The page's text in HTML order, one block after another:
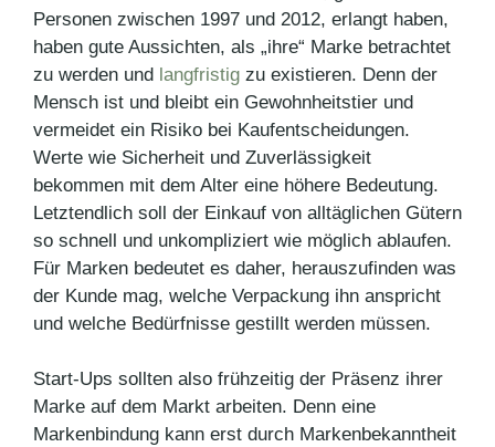
Personen zwischen 1997 und 2012, erlangt haben,
haben gute Aussichten, als „ihre“ Marke betrachtet
zu werden und langfristig zu existieren. Denn der
Mensch ist und bleibt ein Gewohnheitstier und
vermeidet ein Risiko bei Kaufentscheidungen.
Werte wie Sicherheit und Zuverlässigkeit
bekommen mit dem Alter eine höhere Bedeutung.
Letztendlich soll der Einkauf von alltäglichen Gütern
so schnell und unkompliziert wie möglich ablaufen.
Für Marken bedeutet es daher, herauszufinden was
der Kunde mag, welche Verpackung ihn anspricht
und welche Bedürfnisse gestillt werden müssen.
Start-Ups sollten also frühzeitig der Präsenz ihrer
Marke auf dem Markt arbeiten. Denn eine
Markenbindung kann erst durch Markenbekanntheit